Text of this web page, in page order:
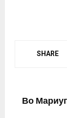
кон Москва,
Институтот за
меѓународни
SHARE
Во